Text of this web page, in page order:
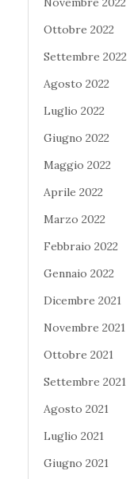
Ottobre 2022
Settembre 2022
Agosto 2022
Luglio 2022
Giugno 2022
Maggio 2022
Aprile 2022
Marzo 2022
Febbraio 2022
Gennaio 2022
Dicembre 2021
Novembre 2021
Ottobre 2021
Settembre 2021
Agosto 2021
Luglio 2021
Giugno 2021